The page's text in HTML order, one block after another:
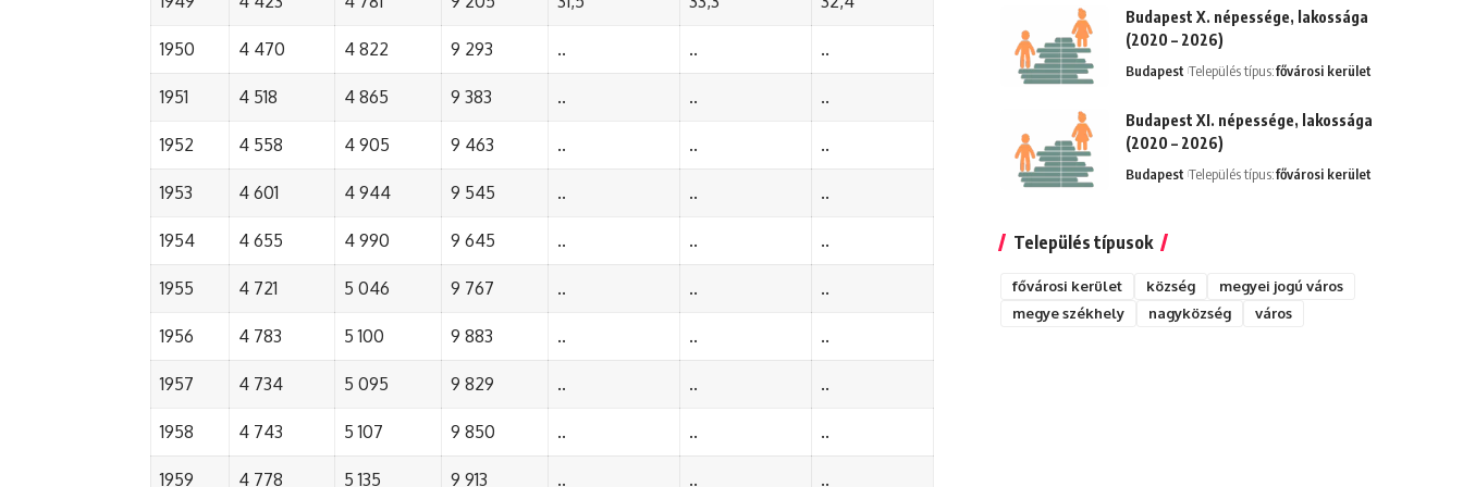
1950 4 470 4 822 9 293 .. .. ..
1951 4 518 4 865 9 383 .. .. ..
1952 4 558 4 905 9 463 .. .. ..
1953 4 601 4 944 9 545 .. .. ..
1954 4 655 4 990 9 645 .. .. ..
1955 4 721 5 046 9 767 .. .. ..
1956 4 783 5 100 9 883 .. .. ..
1957 4 734 5 095 9 829 .. .. ..
1958 4 743 5 107 9 850 .. .. ..
1959 4 778 5 135 9 913 .. .. ..
Budapest X. népessége, lakossága
(2020 – 2026)
Budapest Település típus:fővárosi kerület
Budapest XI. népessége, lakossága
(2020 – 2026)
Budapest Település típus:fővárosi kerület
Település típusok
fővárosi kerület község
megyei jogú város
megye székhely
nagyközség város